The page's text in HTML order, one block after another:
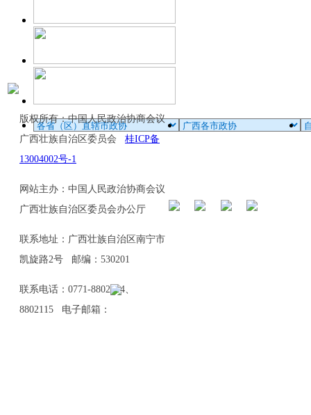
版权所有：中国人民政治协商会议
广西壮族自治区委员会 桂ICP备
13004002号-1
网站主办：中国人民政治协商会议
广西壮族自治区委员会办公厅
联系地址：广西壮族自治区南宁市
凯旋路2号 邮编：530201
联系电话：0771-8802114、
8802115 电子邮箱：